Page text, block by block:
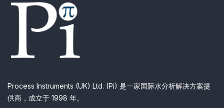
Process Instruments (UK) Ltd. (Pi) 是一家国际水分析解决方案提
供商，成立于 1998 年。